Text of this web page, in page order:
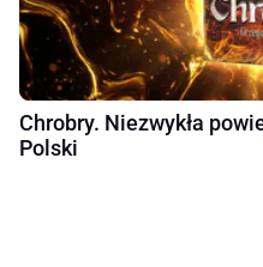
Chrobry. Niezwykła
Polski